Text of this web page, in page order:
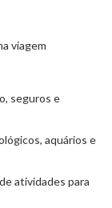
viagem
seguros e
aquários e
atividades para